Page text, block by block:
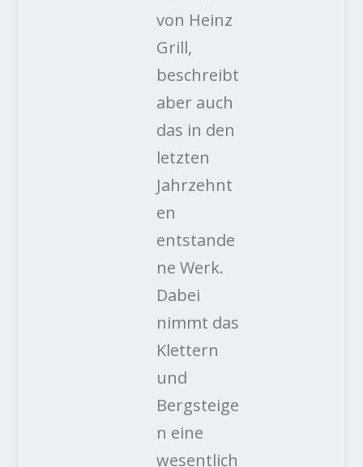
von Heinz
Grill,
beschreibt
aber auch
das in den
letzten
Jahrzehnt
en
entstande
ne Werk.
Dabei
nimmt das
Klettern
und
Bergsteige
n eine
wesentlich